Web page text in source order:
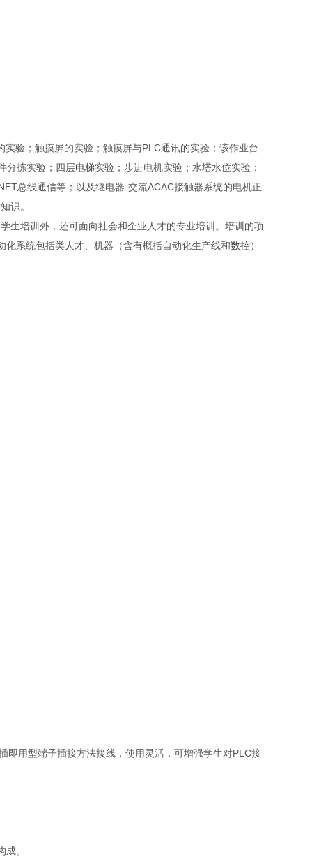
实验；触摸屏的实验；触摸屏与PLC通讯的实验；该作业台
分拣实验；四层电梯实验；步进电机实验；水塔水位实验；
总线通信等；以及继电器-交流ACAC接触器系统的电机正
识。
生培训外，还可面向社会和企业人才的专业培训。培训的项
系统包括类人才、机器（含有概括自动化生产线和数控）
即用型端子插接方法接线，使用灵活，可增强学生对PLC接
。